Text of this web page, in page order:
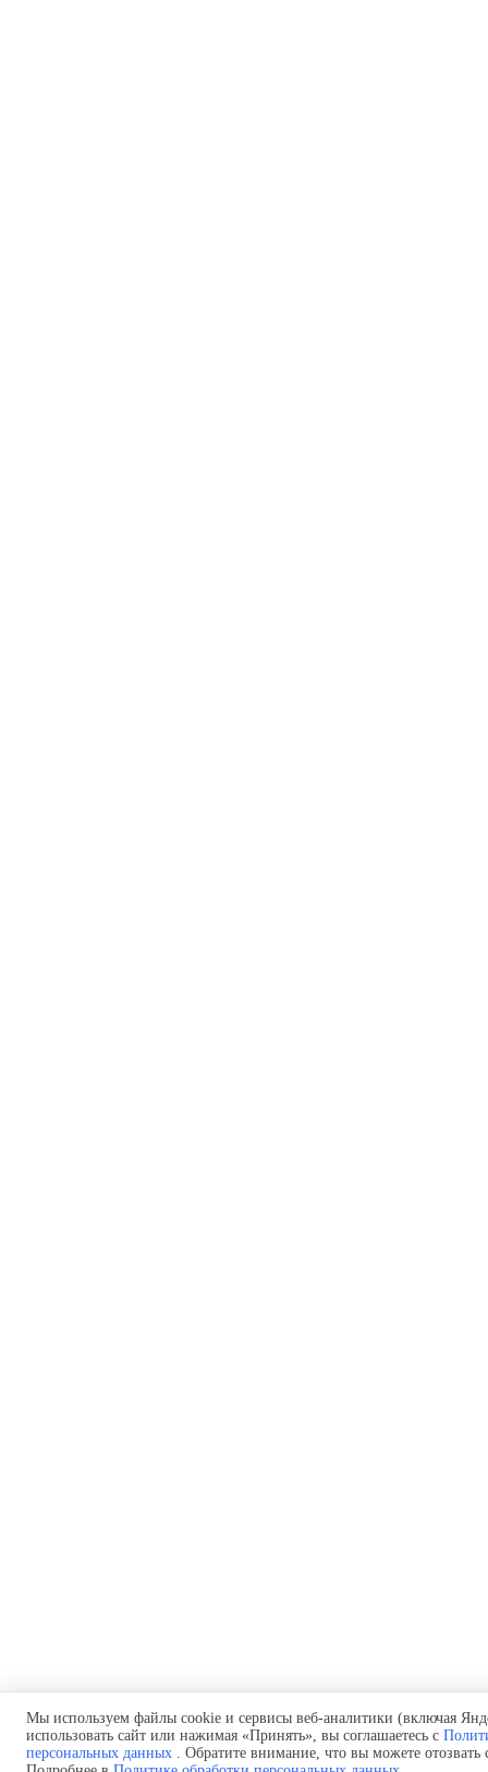
Мы используем файлы cookie и сервисы веб-аналитики (включая
использовать сайт или нажимая «Принять», вы соглашаетесь с
персональных данных . Обратите внимание, что вы можете